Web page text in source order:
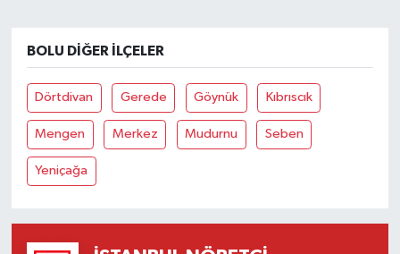
BOLU DIĞER İLÇELER
Dörtdivan Gerede Göynük Kıbrıscık
Mengen Merkez Mudurnu Seben
Yeniçağa